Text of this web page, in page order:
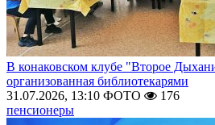
В конаковском клубе "Второе
организованная библиотекарями
31.07.2026, 13:10 ФОТО
176
пенсионеры